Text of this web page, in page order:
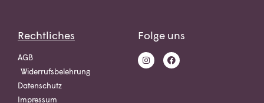
Rechtliches
AGB
Widerrufsbelehrung
Datenschutz
Impressum
Folge uns